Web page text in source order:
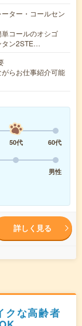
ター・コールセン
単コールのオシゴ
タン2STE…
らお仕事紹介可能
50代
60代
男性
詳しく見る
クな高齢者